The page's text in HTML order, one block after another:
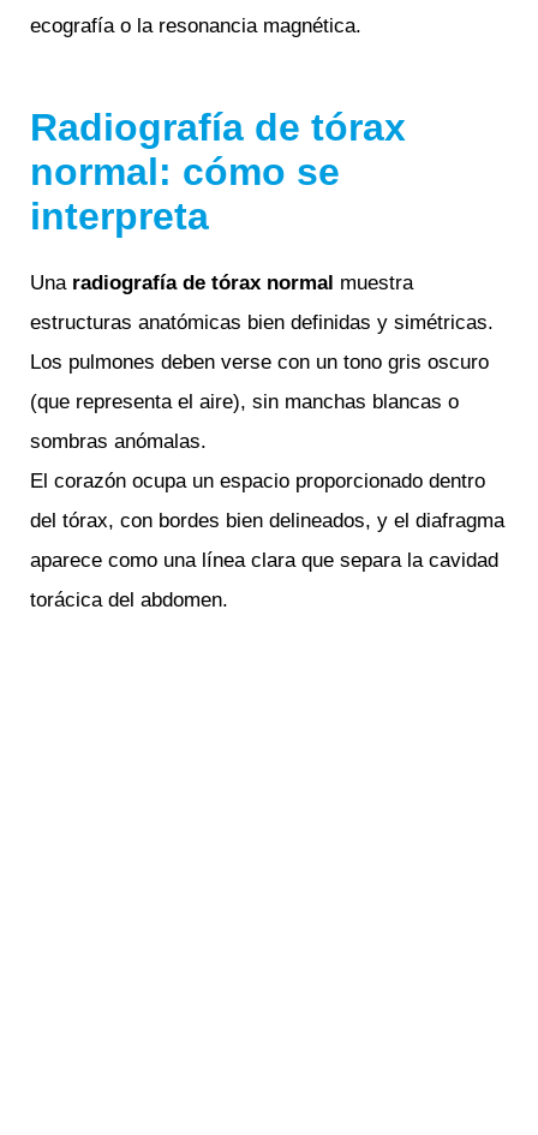
ecografía o la resonancia magnética.
Radiografía de tórax
normal: cómo se
interpreta
Una radiografía de tórax normal muestra
estructuras anatómicas bien definidas y simétricas.
Los pulmones deben verse con un tono gris oscuro
(que representa el aire), sin manchas blancas o
sombras anómalas.
El corazón ocupa un espacio proporcionado dentro
del tórax, con bordes bien delineados, y el diafragma
aparece como una línea clara que separa la cavidad
torácica del abdomen.